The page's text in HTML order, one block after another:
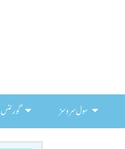
سول سروسز گورننس